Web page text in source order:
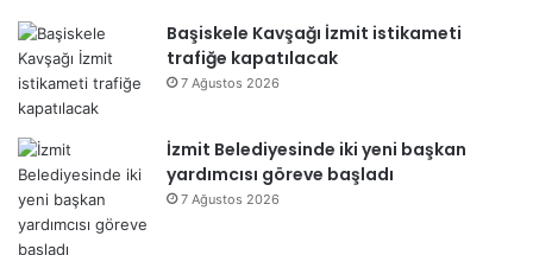
Başiskele Kavşağı İzmit istikameti
trafiğe kapatılacak
7 Ağustos 2026
İzmit Belediyesinde iki yeni başkan
yardımcısı göreve başladı
7 Ağustos 2026